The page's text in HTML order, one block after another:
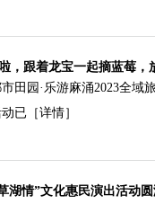
，跟着龙宝一起摘蓝莓，
田园·乐游麻涌2023全
已 ［详情］
湖情”文化惠民演出活动